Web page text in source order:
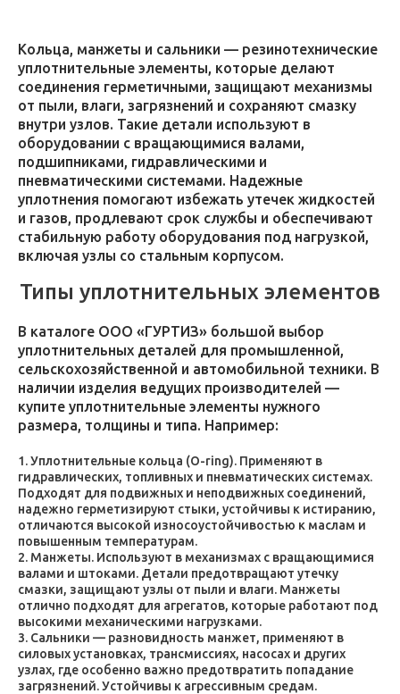
Кольца, манжеты и сальники — резинотехнические
уплотнительные элементы, которые делают
соединения герметичными, защищают механизмы
от пыли, влаги, загрязнений и сохраняют смазку
внутри узлов. Такие детали используют в
оборудовании с вращающимися валами,
подшипниками, гидравлическими и
пневматическими системами. Надежные
уплотнения помогают избежать утечек жидкостей
и газов, продлевают срок службы и обеспечивают
стабильную работу оборудования под нагрузкой,
включая узлы со стальным корпусом.
Типы уплотнительных элементов
В каталоге ООО «ГУРТИЗ» большой выбор
уплотнительных деталей для промышленной,
сельскохозяйственной и автомобильной техники. В
наличии изделия ведущих производителей —
купите уплотнительные элементы нужного
размера, толщины и типа. Например:
Уплотнительные кольца (O-ring). Применяют в
гидравлических, топливных и пневматических системах.
Подходят для подвижных и неподвижных соединений,
надежно герметизируют стыки, устойчивы к истиранию,
отличаются высокой износоустойчивостью к маслам и
повышенным температурам.
Манжеты. Используют в механизмах с вращающимися
валами и штоками. Детали предотвращают утечку
смазки, защищают узлы от пыли и влаги. Манжеты
отлично подходят для агрегатов, которые работают под
высокими механическими нагрузками.
Сальники — разновидность манжет, применяют в
силовых установках, трансмиссиях, насосах и других
узлах, где особенно важно предотвратить попадание
загрязнений. Устойчивы к агрессивным средам.